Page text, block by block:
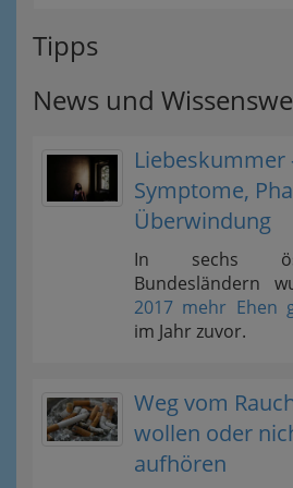
Tipps
News und
Liebeskummer
Symptome,
Überwindung
In sechs
Bundesländern
2017 mehr Ehen
im Jahr zuvor.
Weg vom
wollen oder
aufhören